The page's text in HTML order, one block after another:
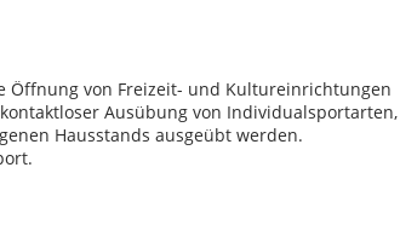
Öffnung von Freizeit- und Kultureinrichtungen
Ausübung von Individualsportarten,
Hausstands ausgeübt werden.